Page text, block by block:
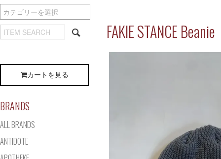
FAKIE STANCE Beanie
カートを見る
BRANDS
ALL BRANDS
ANTIDOTE